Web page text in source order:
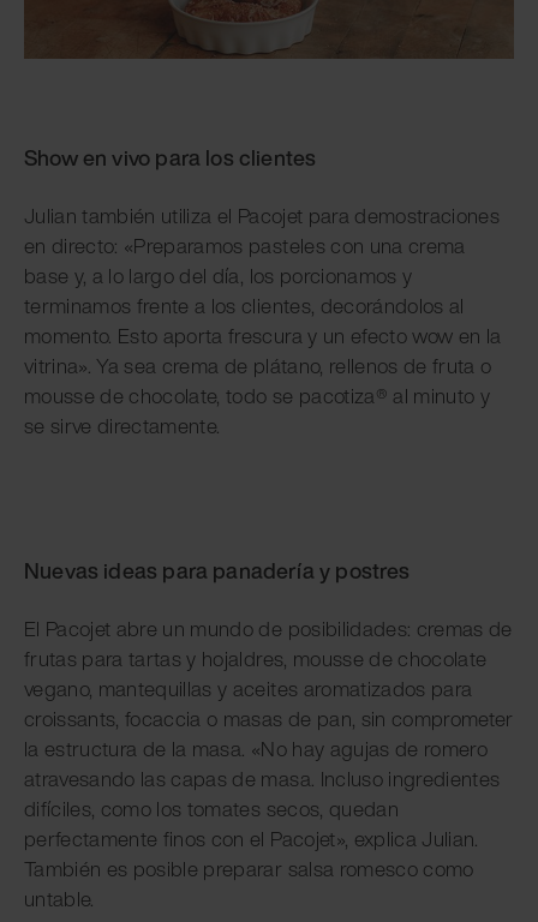
Show en vivo para los clientes
Julian también utiliza el Pacojet para demostraciones
en directo: «Preparamos pasteles con una crema
base y, a lo largo del día, los porcionamos y
terminamos frente a los clientes, decorándolos al
momento. Esto aporta frescura y un efecto wow en la
vitrina». Ya sea crema de plátano, rellenos de fruta o
mousse de chocolate, todo se pacotiza® al minuto y
se sirve directamente.
Nuevas ideas para panadería y postres
El Pacojet abre un mundo de posibilidades: cremas de
frutas para tartas y hojaldres, mousse de chocolate
vegano, mantequillas y aceites aromatizados para
croissants, focaccia o masas de pan, sin comprometer
la estructura de la masa. «No hay agujas de romero
atravesando las capas de masa. Incluso ingredientes
difíciles, como los tomates secos, quedan
perfectamente finos con el Pacojet», explica Julian.
También es posible preparar salsa romesco como
untable.